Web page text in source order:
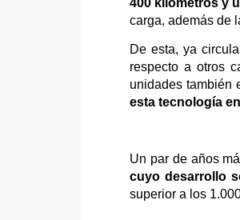
400 kilómetros y
carga, además de
De esta, ya
respecto a otros
unidades también
esta tecnología
Un par de años
cuyo desarrollo
superior a los